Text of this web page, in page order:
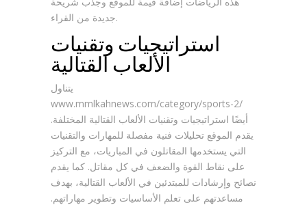
جديدة من القراء.
استراتيجيات وتقنيات
الألعاب القتالية
يتناول
www.mmlkahnews.com/category/sports-2/
أيضًا استراتيجيات وتقنيات الألعاب القتالية المختلفة.
يقدم الموقع تحليلات فنية مفصلة للمهارات والتقنيات
التي يستخدمها المقاتلون في المباريات، مع التركيز
على نقاط القوة والضعف في كل مقاتل. كما يقدم
نصائح وإرشادات للمبتدئين في الألعاب القتالية، بهدف
مساعدتهم على تعلم الأساسيات وتطوير مهاراتهم.